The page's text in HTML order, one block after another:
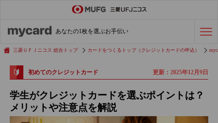
あなたの1枚を選ぶお手伝い
会社経費の支払い 効率化術
三菱ＵＦＪニコス 総合トップ カードをつくるトップ（クレジットカードの申込）
初めてのクレジットカード 更新：2025年12月9日
学生がクレジットカードを選ぶポイントは？
メリットや注意点を解説